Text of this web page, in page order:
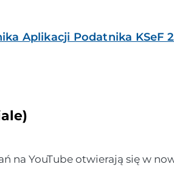
Aplikacji Podatnika KSeF
na YouTube otwierają się w